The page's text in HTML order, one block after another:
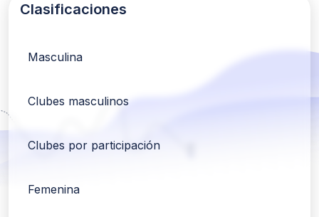
Clasificaciones
Masculina
Clubes masculinos
Clubes por participación
Femenina